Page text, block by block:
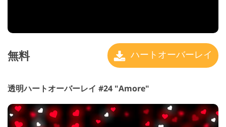
無料 ハートオーバーレイ
透明ハートオーバーレイ #24 "Amore"